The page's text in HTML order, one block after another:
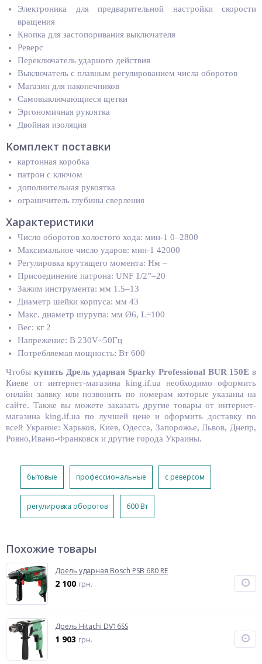
Электроника для предварительной настройки скорости
вращения
Кнопка для застопоривания выключателя
Реверс
Переключатель ударного действия
Выключатель с плавным регулированием числа оборотов
Магазин для наконечников
Самовыключающиеся щетки
Эргономичная рукоятка
Двойная изоляция
Kомплект поставки
картонная коробка
патрон с ключом
дополнительная рукоятка
ограничитель глубины сверления
Характеристики
Число оборотов холостого хода: мин-1 0–2800
Максимальное число ударов: мин-1 42000
Регулировка крутящего момента: Нм –
Присоединение патрона: UNF 1/2”–20
Зажим инструмента: мм 1.5–13
Диаметр шейки корпуса: мм 43
Макс. диаметр шурупа: мм Ø6, L=100
Вес: кг 2
Напрежение: В 230V~50Гц
Потребляемая мощность: Вт 600
Чтобы купить Дрель ударная Sparky Professional BUR 150E в
Киеве от интернет-магазина king.if.ua необходимо оформить
онлайн заявку или позвонить по номерам которые указаны на
сайте. Также вы можете заказать другие товары от интернет-
магазина king.if.ua по лучшей цене и оформить доставку по
всей Украине: Харьков, Киев, Одесса, Запорожье, Львов, Днепр,
Ровно,Ивано-Франковск и другие города Украины.
бытовые профессиональные c реверсом
регулировка оборотов 600 Вт
Похожие товары
Дрель ударная Bosch PSB 680 RE
2 100 грн.
Дрель Hitachi DV16SS
1 903 грн.